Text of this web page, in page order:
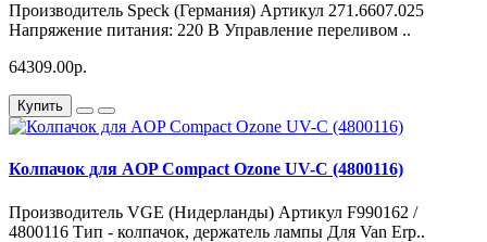
Производитель Speck (Германия) Артикул 271.6607.025
Напряжение питания: 220 В Управление переливом ..
64309.00р.
Купить
Колпачок для AOP Compact Ozone UV-C (4800116)
Производитель VGE (Нидерланды) Артикул F990162 /
4800116 Тип - колпачок, держатель лампы Для Van Erp..